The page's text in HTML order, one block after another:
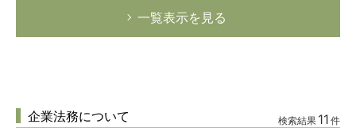
一覧表示を見る
企業法務について 検索結果 11 件